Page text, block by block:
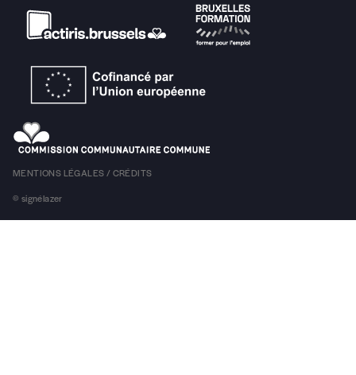
MENTIONS LÉGALES / CRÉDITS
© signélazer